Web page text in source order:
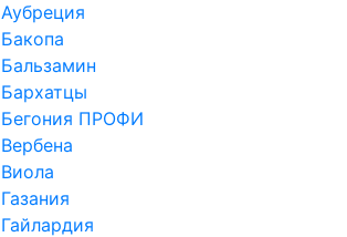
Аубреция
Бакопа
Бальзамин
Бархатцы
Бегония ПРОФИ
Вербена
Виола
Газания
Гайлардия